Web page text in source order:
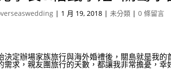
| 1 月 19, 2018 | 未分類 |0 條留言
決定辦場家族旅行與海外婚禮後，關島就是我
需求，親友團旅行的天數，都讓我非常擔憂，